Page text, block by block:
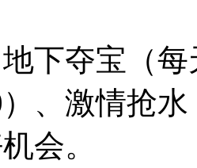
地下夺宝（
）、激情抢
会。